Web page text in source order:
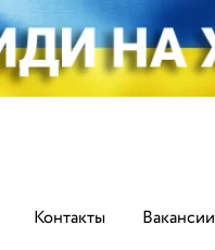
Контакты Вакансии